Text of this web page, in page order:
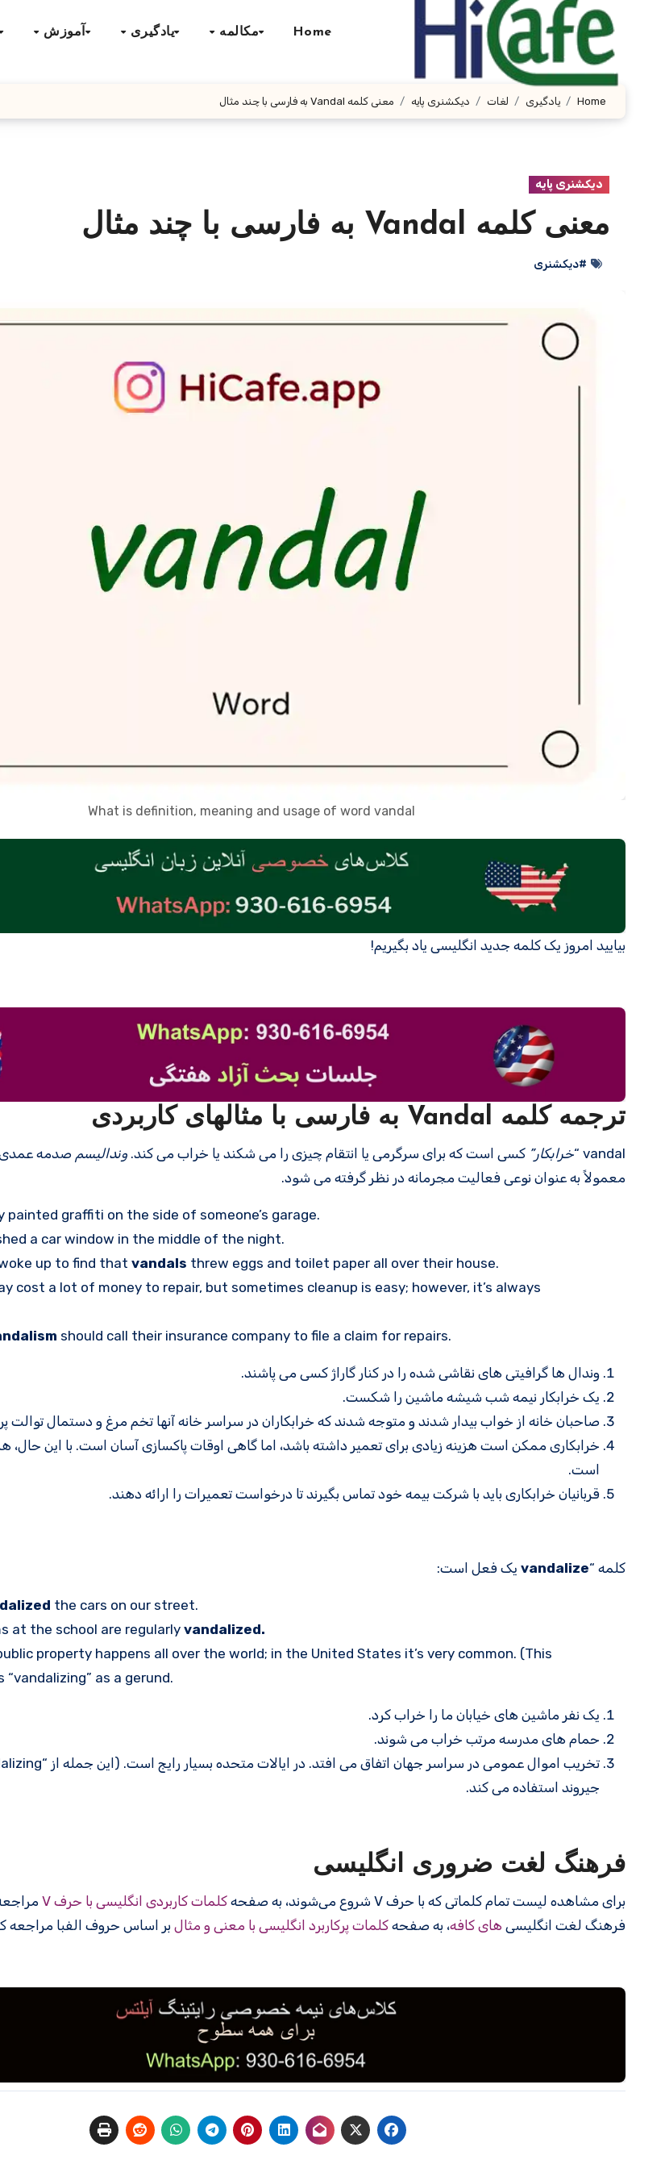
Home مکالمه یادگیری آموزش
Home یادگیری لغات دیکشنری پایه معنی کلمه Vandal به فارسی با چند مثال
دیکشنری پایه
معنی کلمه Vandal به فارسی با چند مثال
#دیکشنری
What is definition, meaning and usage of word vandal
بیایید امروز یک کلمه جدید انگلیسی یاد بگیریم!
ترجمه کلمه Vandal به فارسی با مثالهای کاربردی
vandal “ خرابکار” کسی است که برای سرگرمی یا انتقام چیزی را می شکند یا خراب می کند. وندالیسم صدمه عمدی
معمولاً به عنوان نوعی فعالیت مجرمانه در نظر گرفته می شود.
painted graffiti on the side of someone’s garage.
a car window in the middle of the night.
up to find that vandals threw eggs and toilet paper all over their house.
cost a lot of money to repair, but sometimes cleanup is easy; however, it’s always
should call their insurance company to file a claim for repairs.
وندال ها گرافیتی های نقاشی شده را در کنار گاراژ کسی می پاشند.
یک خرابکار نیمه شب شیشه ماشین را شکست.
صاحبان خانه از خواب بیدار شدند و متوجه شدند که خرابکاران در سراسر خانه آنها تخم مرغ و دستمال توالت
خرابکاری ممکن است هزینه زیادی برای تعمیر داشته باشد، اما گاهی اوقات پاکسازی آسان است. با این حال،
است.
قربانیان خرابکاری باید با شرکت بیمه خود تماس بگیرند تا درخواست تعمیرات را ارائه دهند.
کلمه “vandalize یک فعل است:
the cars on our street.
at the school are regularly vandalized.
property happens all over the world; in the United States it’s very common. (This
“vandalizing” as a gerund.
یک نفر ماشین های خیابان ما را خراب کرد.
حمام های مدرسه مرتب خراب می شوند.
جیروند استفاده می کند.
فرهنگ لغت ضروری انگلیسی
برای مشاهده لیست تمام کلماتی که با حرف V شروع می‌شوند، به صفحه کلمات کاربردی انگلیسی با حرف V
فرهنگ لغت انگلیسی های کافه، به صفحه کلمات پرکاربرد انگلیسی با معنی و مثال بر اساس حروف الفبا مراجعه